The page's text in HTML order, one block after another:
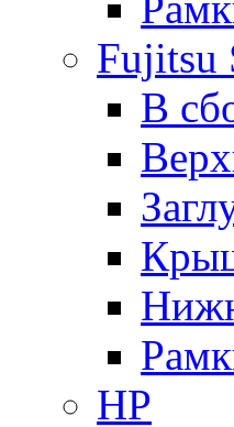
Fujitsu
В
HP